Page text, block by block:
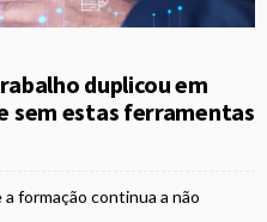
duplicou em
sem estas ferramentas
formação continua a não